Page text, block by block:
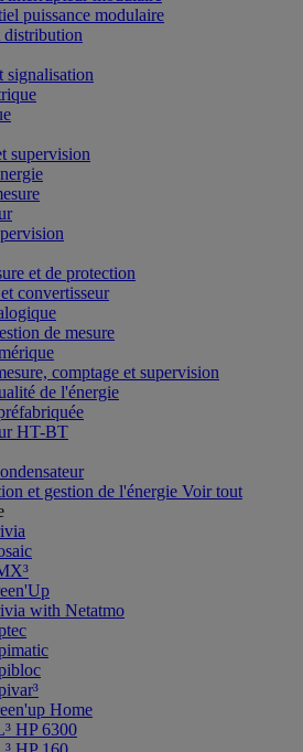
puissance modulaire
distribution
signalisation
supervision
et de protection
convertisseur
de mesure
comptage et supervision
de l'énergie
HT-BT
et gestion de l'énergie Voir tout
with Netatmo
Home
HP 6300